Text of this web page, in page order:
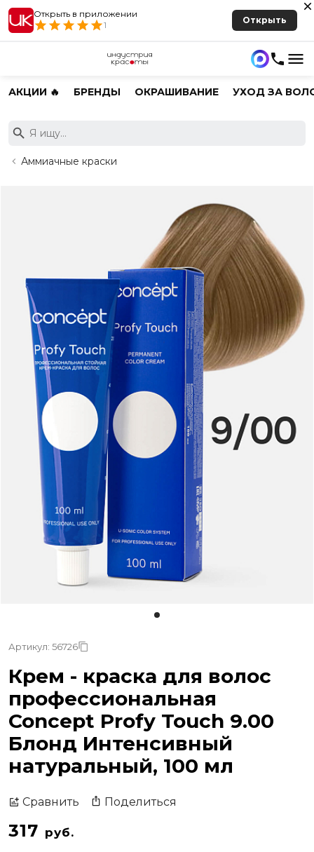
Открыть в приложении
1
Открыть
АКЦИИ 🔥 БРЕНДЫ ОКРАШИВАНИЕ УХОД ЗА
Аммиачные краски
Артикул: 56726
Крем - краска для волос
профессиональная
Concept Profy Touch 9.00
Блонд Интенсивный
натуральный, 100 мл
Сравнить Поделиться
317 руб.